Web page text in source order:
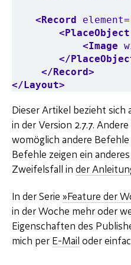
<Record element=
<PlaceObject
<Image
</
</Record>
</Layout>
Dieser Artikel bezieht sich
in der Version 2.7.7.
womöglich andere
Befehle zeigen ein
Zweifelsfall in der
In der Serie »Feature der
in der Woche mehr oder
Eigenschaften des
mich per E-Mail oder